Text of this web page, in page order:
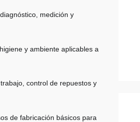
medición y
y ambiente aplicables a
control de repuestos y
de fabricación básicos para